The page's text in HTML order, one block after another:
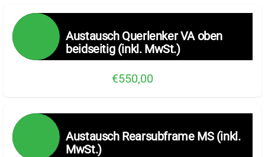
Austausch Querlenker VA oben
beidseitig (inkl. MwSt.)
€550,00
Austausch Rearsubframe MS (inkl.
MwSt.)